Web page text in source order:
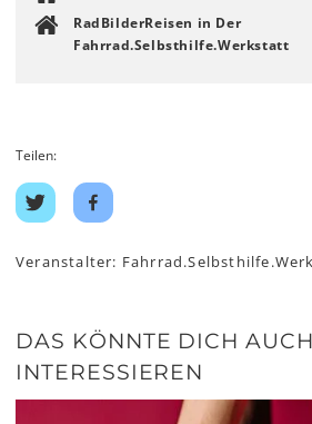
RadBilderReisen in Der
Fahrrad.Selbsthilfe.Werkstatt
Teilen:
Auf
Twitter
Auf
Facebook
Veranstalter:
DAS KÖNNTE DICH AUCH
INTERESSIEREN